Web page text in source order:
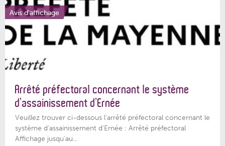
Avis d'affichage
Arrêté préfectoral concernant le système
d’assainissement d’Ernée
Veuillez trouver ci-dessous l’arrêté préfectoral concernant le
système d'assainissement d'Ernée : Arrêté préfectoral
Affichage jusqu'au...